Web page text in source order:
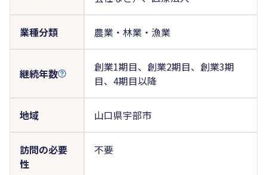
業種分類 農業・林業・漁業
継続年数
創業1期目、創業2期目、創業3期
目、4期目以降
地域 山口県宇部市
訪問の必要
性
不要